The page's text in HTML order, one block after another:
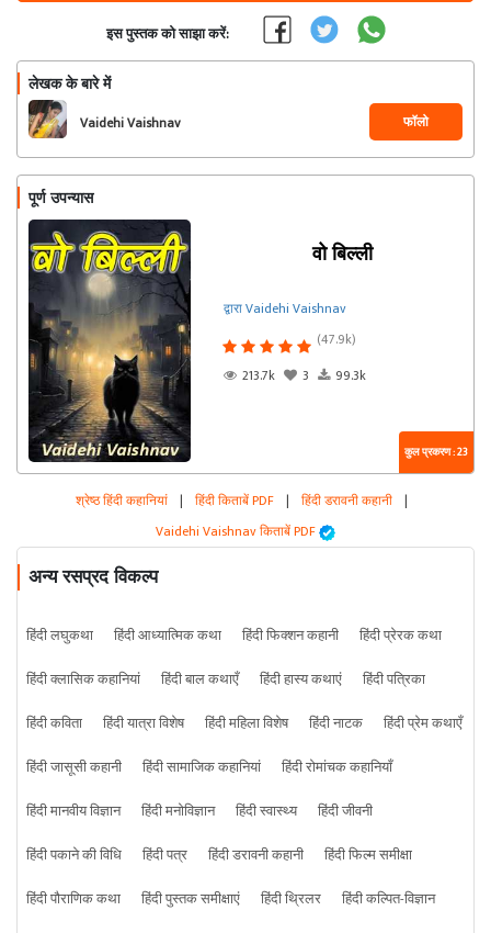
इस पुस्तक को साझा करें:
लेखक के बारे में
Vaidehi Vaishnav फॉलो
पूर्ण उपन्यास
वो बिल्ली
द्वारा Vaidehi Vaishnav
(47.9k)
213.7k
3 99.3k
कुल प्रकरण : 23
श्रेष्ठ हिंदी कहानियां | हिंदी किताबें PDF | हिंदी डरावनी कहानी |
Vaidehi Vaishnav किताबें PDF
अन्य रसप्रद विकल्प
हिंदी लघुकथा हिंदी आध्यात्मिक कथा हिंदी फिक्शन कहानी
हिंदी प्रेरक कथा
हिंदी क्लासिक कहानियां
हिंदी बाल कथाएँ हिंदी हास्य कथाएं
हिंदी पत्रिका
हिंदी कविता
हिंदी यात्रा विशेष हिंदी महिला विशेष हिंदी नाटक
हिंदी प्रेम कथाएँ
हिंदी जासूसी कहानी
हिंदी सामाजिक कहानियां
हिंदी रोमांचक कहानियाँ
हिंदी मानवीय विज्ञान
हिंदी मनोविज्ञान हिंदी स्वास्थ्य
हिंदी जीवनी
हिंदी पकाने की विधि
हिंदी पत्र हिंदी डरावनी कहानी
हिंदी फिल्म समीक्षा
हिंदी पौराणिक कथा
हिंदी पुस्तक समीक्षाएं हिंदी थ्रिलर
हिंदी कल्पित-विज्ञान